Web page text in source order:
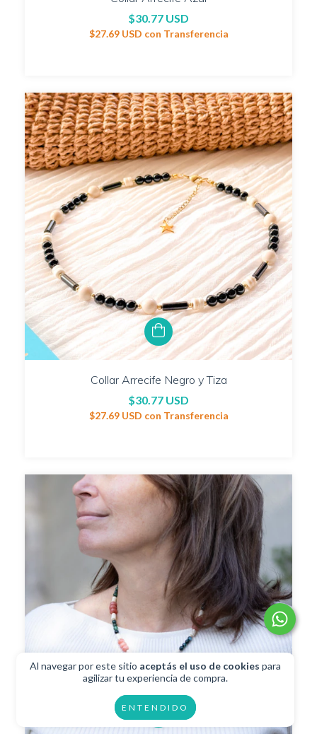
Al navegar por este sitio aceptás el uso de cookies para
agilizar tu experiencia de compra.
ENTENDIDO
$30.77 USD
$27.69 USD con Transferencia
Collar Arrecife Negro y Tiza
$30.77 USD
$27.69 USD con Transferencia